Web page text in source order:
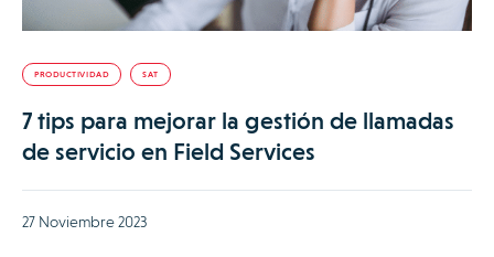
PRODUCTIVIDAD SAT
7 tips para mejorar la gestión de llamadas
de servicio en Field Services
27 Noviembre 2023